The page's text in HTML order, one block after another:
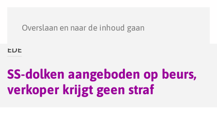
Overslaan en naar de inhoud gaan
EDE
SS-dolken aangeboden op beurs,
verkoper krijgt geen straf